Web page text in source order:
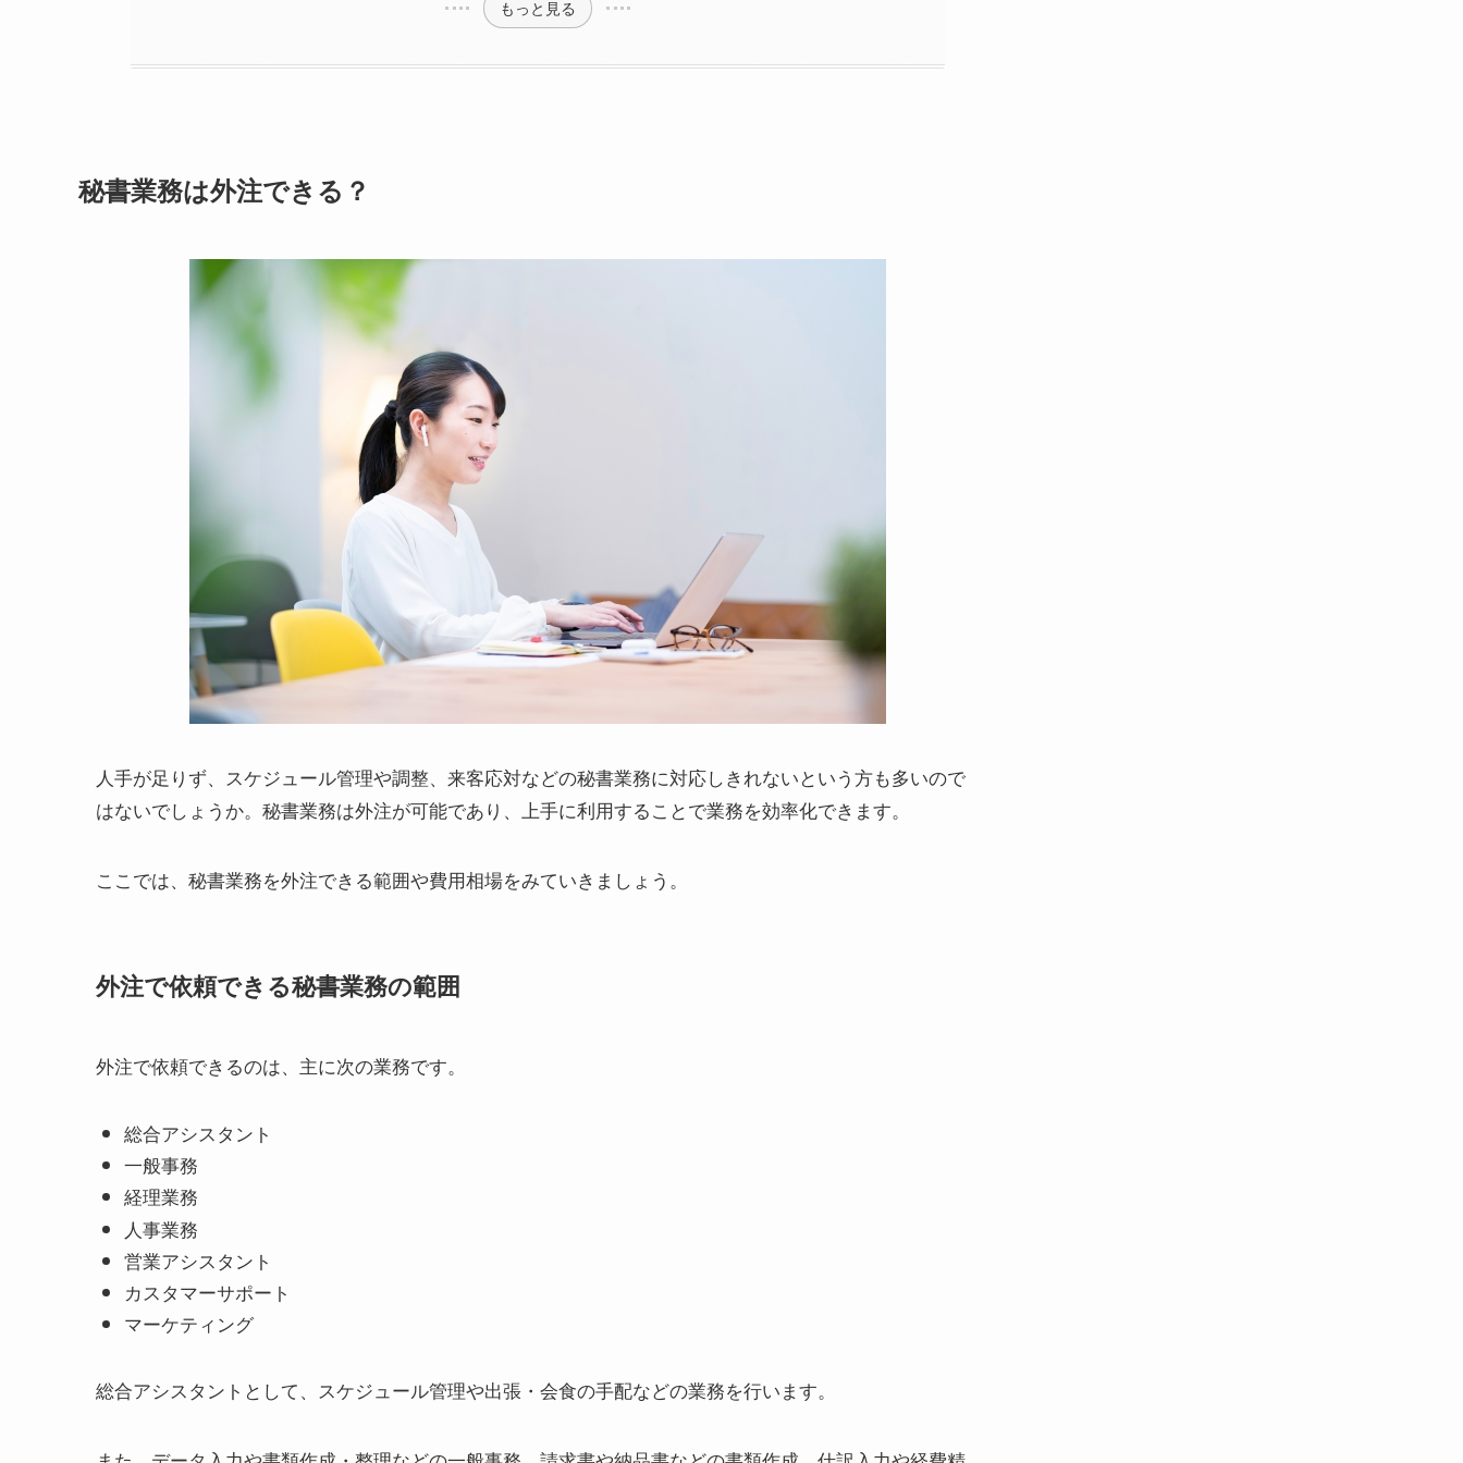
もっと見る
秘書業務は外注できる？
人手が足りず、スケジュール管理や調整、来客応対などの秘書業務に対応しきれないという方も多いので
はないでしょうか。秘書業務は外注が可能であり、上手に利用することで業務を効率化できます。
ここでは、秘書業務を外注できる範囲や費用相場をみていきましょう。
外注で依頼できる秘書業務の範囲
外注で依頼できるのは、主に次の業務です。
総合アシスタント
一般事務
経理業務
人事業務
営業アシスタント
カスタマーサポート
マーケティング
総合アシスタントとして、スケジュール管理や出張・会食の手配などの業務を行います。